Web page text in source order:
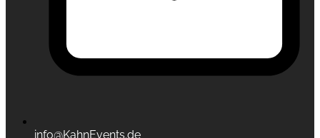
info@KahnEvents.de